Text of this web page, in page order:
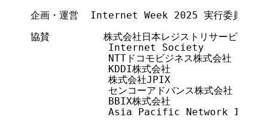
企画・運営  Internet Week 2025 実行委員会およ
協賛         株式会社日本レジストリサービス
             Internet Society
             NTTドコモビジネス株式会社
             KDDI株式会社
             株式会社JPIX
             センコーアドバンス株式会社
             BBIX株式会社
Asia Pacific Network